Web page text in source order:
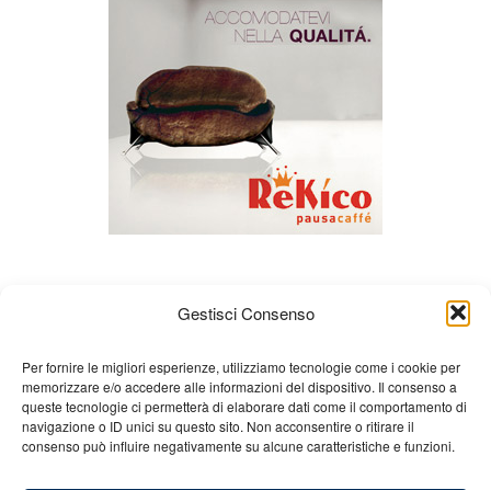
Gestisci Consenso
Per fornire le migliori esperienze, utilizziamo tecnologie come i cookie per
memorizzare e/o accedere alle informazioni del dispositivo. Il consenso a
queste tecnologie ci permetterà di elaborare dati come il comportamento di
navigazione o ID unici su questo sito. Non acconsentire o ritirare il
consenso può influire negativamente su alcune caratteristiche e funzioni.
About us Gian Carlo Minardi
Gear
Merchandising
Partners Contact us